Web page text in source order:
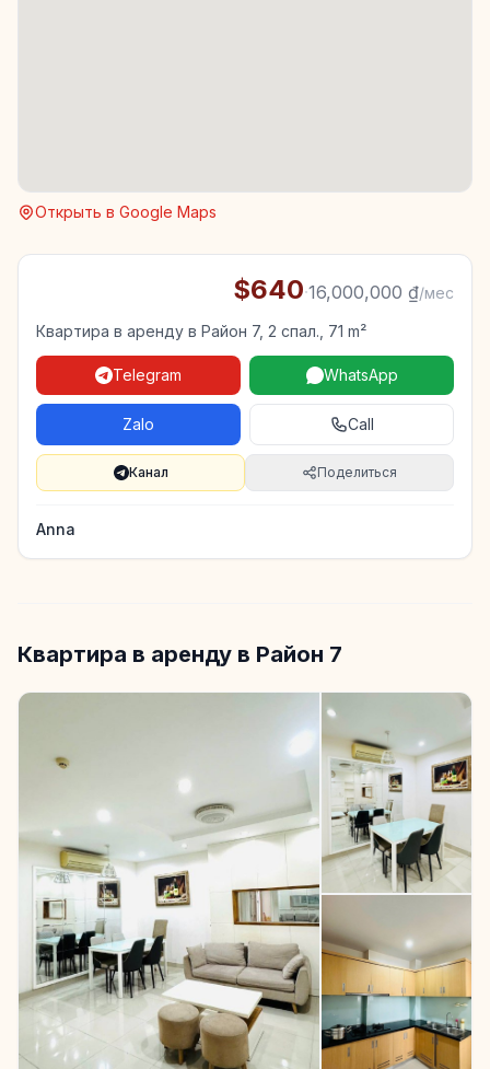
Открыть в Google Maps
$640·16,000,000 ₫/мес
Квартира в аренду в Район 7, 2 спал., 71 m²
Telegram WhatsApp
Zalo Call
Канал Поделиться
Anna
Квартира в аренду в Район 7